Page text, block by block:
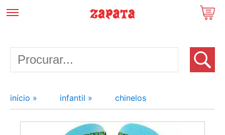
início » infantil » chinelos